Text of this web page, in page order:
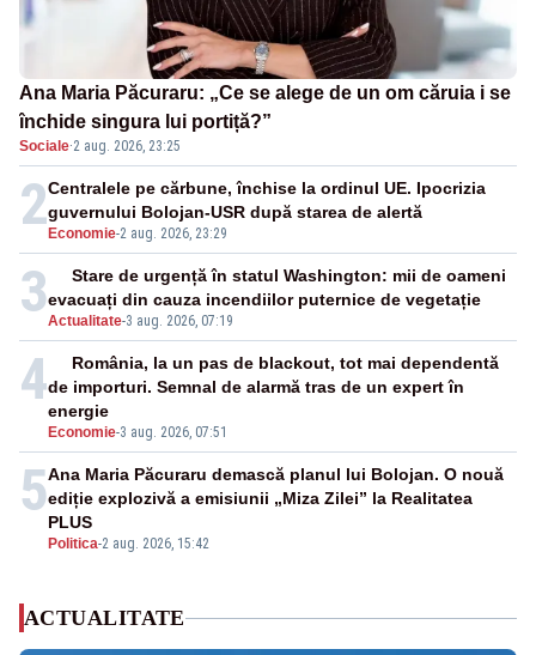
Ana Maria Păcuraru: „Ce se alege de un om căruia i se
închide singura lui portiță?”
Sociale·2 aug. 2026, 23:25
2 Economie-2 aug. 2026, 23:29
Centralele pe cărbune, închise la ordinul UE. Ipocrizia
guvernului Bolojan-USR după starea de alertă
3Actualitate-3 aug. 2026, 07:19
Stare de urgență în statul Washington: mii de oameni
evacuați din cauza incendiilor puternice de vegetație
4
Economie-3 aug. 2026, 07:51
România, la un pas de blackout, tot mai dependentă
de importuri. Semnal de alarmă tras de un expert în
energie
5
Politica-2 aug. 2026, 15:42
Ana Maria Păcuraru demască planul lui Bolojan. O nouă
ediție explozivă a emisiunii „Miza Zilei” la Realitatea
PLUS
ACTUALITATE